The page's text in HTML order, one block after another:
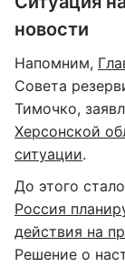
новости
Напомним,
Совета
Тимочко,
Херсонской
ситуации.
До этого
Россия
действия на
Решение о